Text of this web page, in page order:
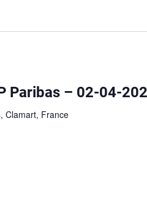
Paribas – 02-04-
Clamart, France